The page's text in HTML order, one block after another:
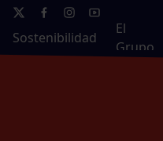
Sostenibilidad
El
Grupo